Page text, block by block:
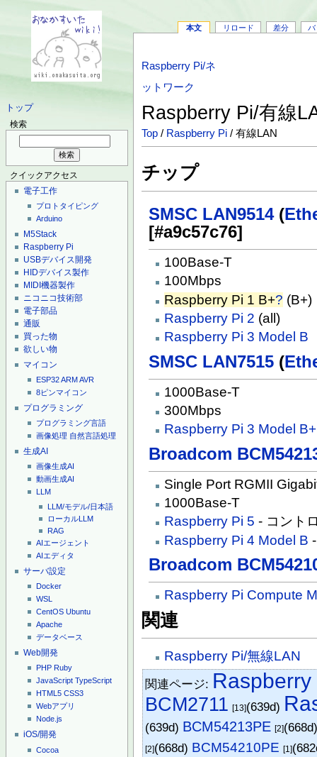
トップ
検索
クイックアクセス
電子工作
プロトタイピング
Arduino
M5Stack
Raspberry Pi
USBデバイス開発
HIDデバイス製作
MIDI機器製作
ニコニコ技術部
電子部品
通販
買った物
欲しい物
マイコン
ESP32ARMAVR
8ピンマイコン
プログラミング
プログラミング言語
画像処理 自然言語処理
生成AI
画像生成AI
動画生成AI
LLM
LLM/モデル/日本語
ローカルLLM
RAG
AIエージェント
AIエディタ
サーバ設定
Docker
WSL
CentOS Ubuntu
Apache
データベース
Web開発
PHP Ruby
JavaScript TypeScript
HTML5 CSS3
Webアプリ
Node.js
iOS/開発
Cocoa
本文 リロード 差分 バ
Raspberry Pi/ネ
ットワーク
Raspberry Pi/有線
Top / Raspberry Pi / 有線LAN
チップ
SMSC LAN9514(
[#a9c57c76]
100Base-T
100Mbps
Raspberry Pi 1 B+? (B+)
Raspberry Pi 2 (all)
Raspberry Pi 3 Model B
SMSC LAN7515 (
1000Base-T
300Mbps
Raspberry Pi 3 Model B+
Broadcom
Single Port RGMII
1000Base-T
Raspberry Pi 5 - コント
Raspberry Pi 4 Model B
Broadcom
Raspberry Pi Compute
関連
Raspberry Pi/無線LAN
関連ページ: Raspberry
BCM2711 [13](639d)
(639d) BCM54213PE [2]
[2](668d) BCM54210PE [1]